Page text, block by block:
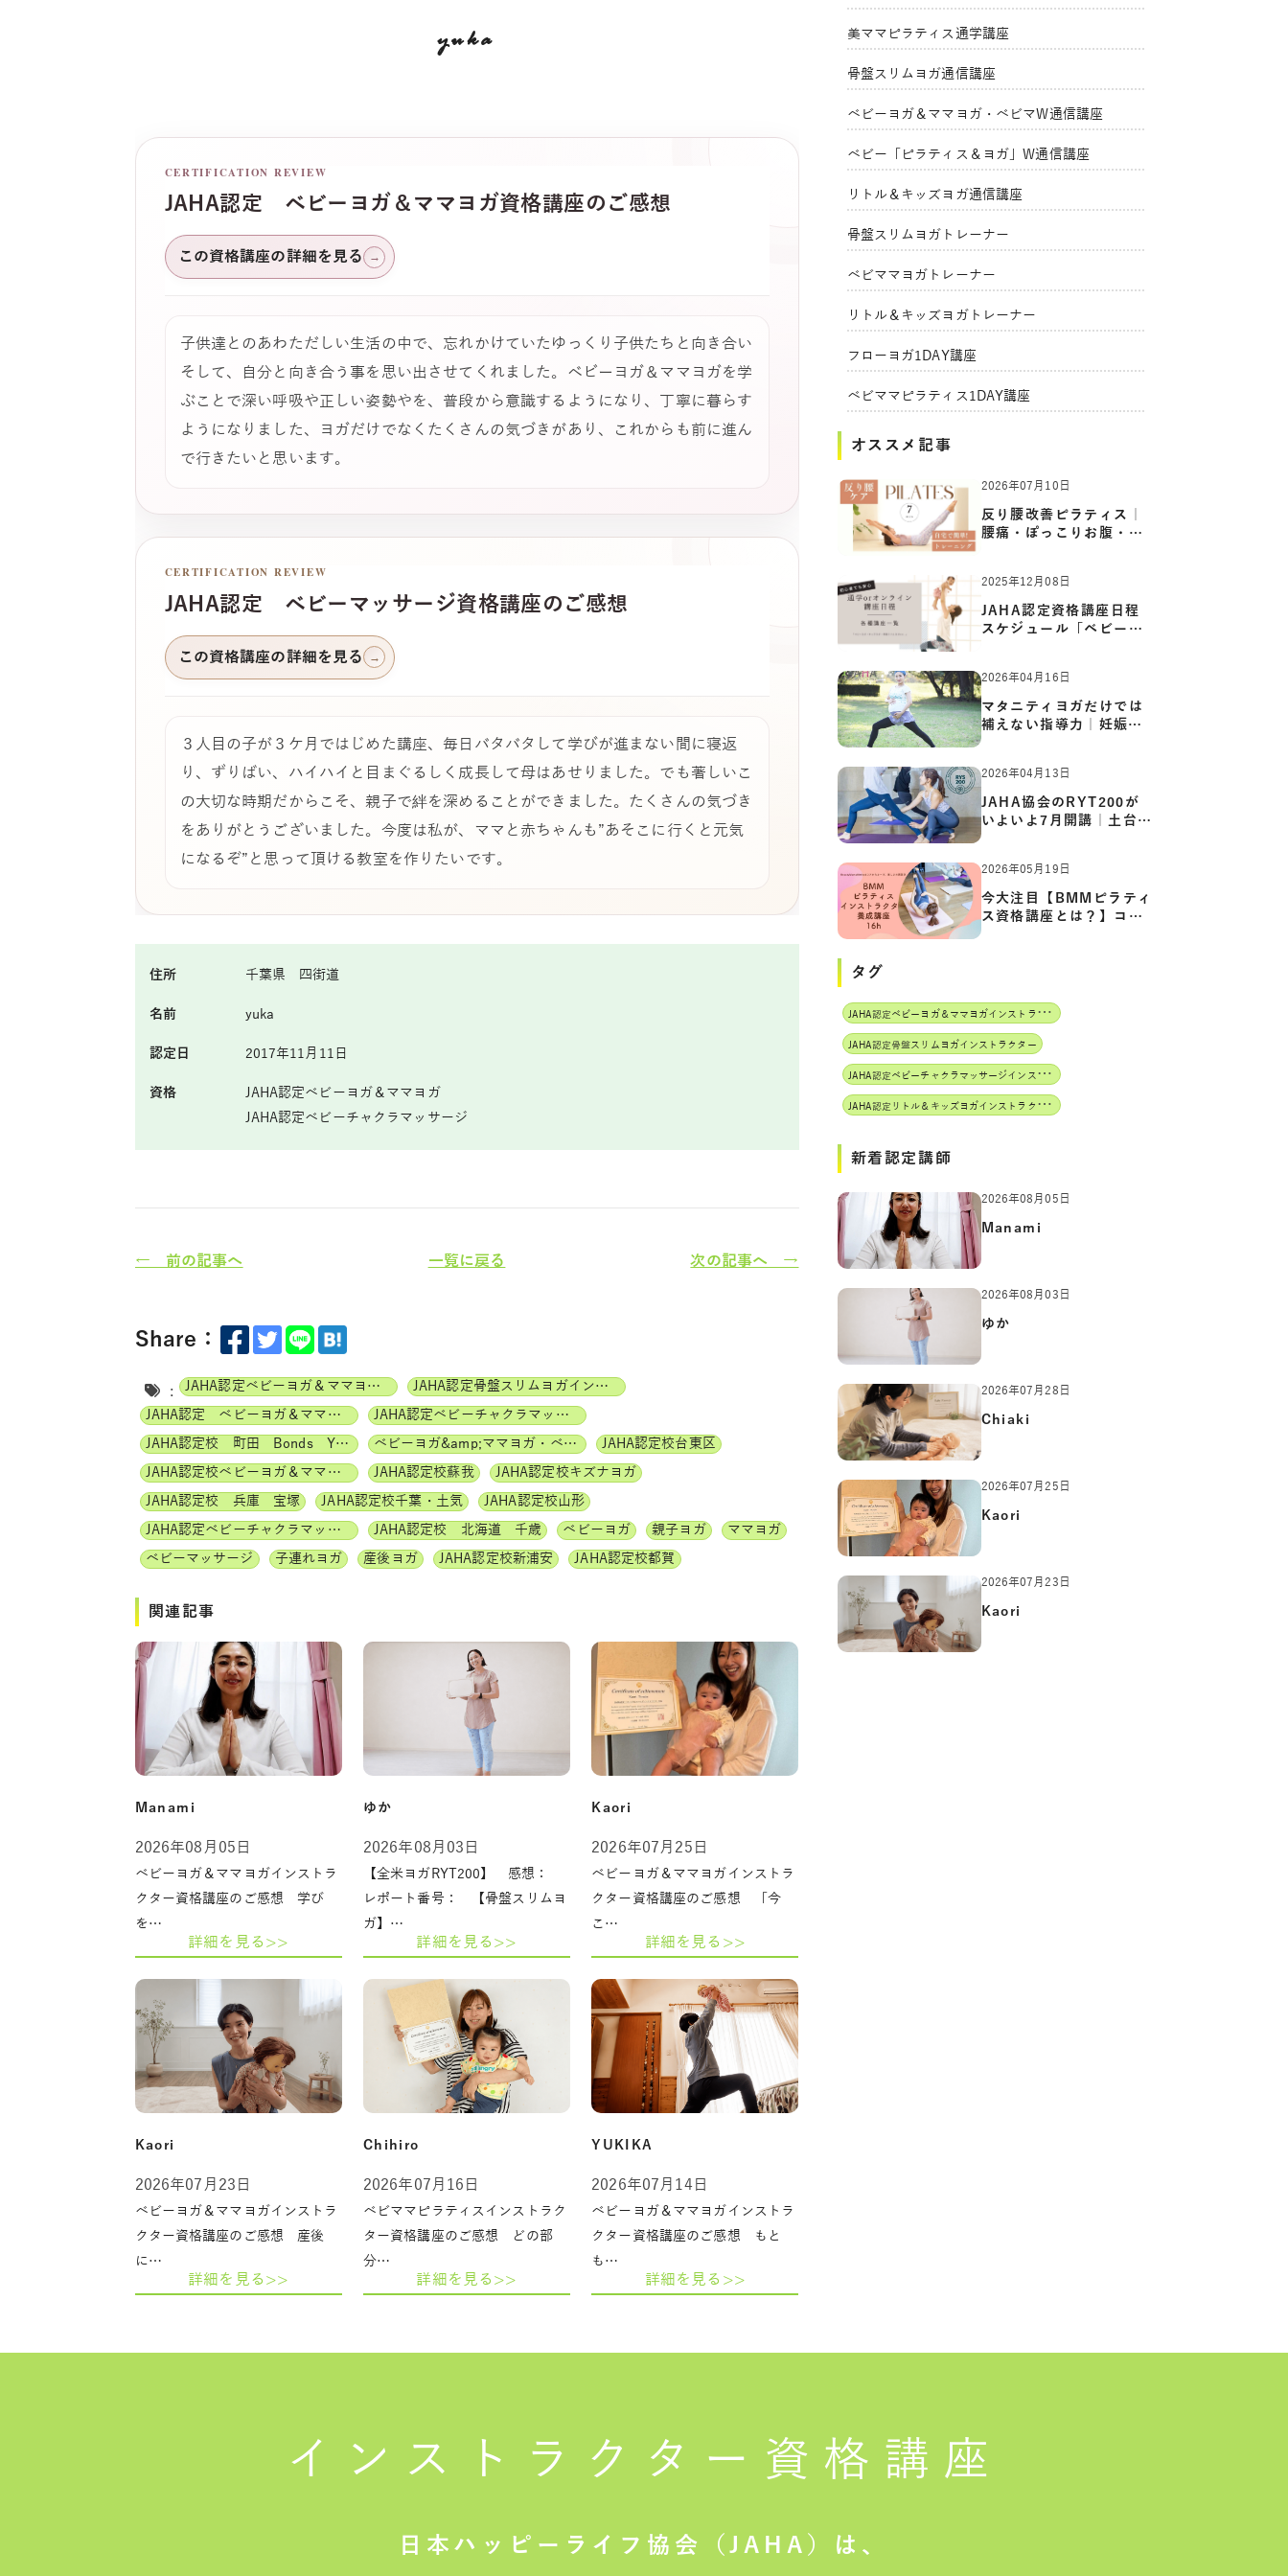
yuka
CERTIFICATION REVIEW
JAHA認定 ベビーヨガ＆ママヨガ資格講座のご感想
この資格講座の詳細を見る →
子供達とのあわただしい生活の中で、忘れかけていたゆっくり子供たちと向き合い
そして、自分と向き合う事を思い出させてくれました。ベビーヨガ＆ママヨガを学
ぶことで深い呼吸や正しい姿勢やを、普段から意識するようになり、丁寧に暮らす
ようになりました、ヨガだけでなくたくさんの気づきがあり、これからも前に進ん
で行きたいと思います。
CERTIFICATION REVIEW
JAHA認定 ベビーマッサージ資格講座のご感想
この資格講座の詳細を見る →
３人目の子が３ケ月ではじめた講座、毎日バタバタして学びが進まない間に寝返
り、ずりばい、ハイハイと目まぐるしく成長して母はあせりました。でも著しいこ
の大切な時期だからこそ、親子で絆を深めることができました。たくさんの気づき
をありがとうございました。今度は私が、ママと赤ちゃんも”あそこに行くと元気
になるぞ”と思って頂ける教室を作りたいです。
住所 千葉県 四街道
名前 yuka
認定日 2017年11月11日
資格
JAHA認定ベビーヨガ＆ママヨガ
JAHA認定ベビーチャクラマッサージ
← 前の記事へ 一覧に戻る 次の記事へ →
Share：
: JAHA認定ベビーヨガ＆ママヨガインストラクター
JAHA認定骨盤スリムヨガインストラクター
JAHA認定 ベビーヨガ＆ママヨガ（親子ヨガ）インストラクター
JAHA認定ベビーチャクラマッサージインストラクター
JAHA認定校 町田 Bonds Yoga
ベビーヨガ&amp;ママヨガ・ベビーチャクラマッサージ通信講座
JAHA認定校台東区
JAHA認定校ベビーヨガ＆ママヨガインストラクター
JAHA認定校蘇我
JAHA認定校キズナヨガ
JAHA認定校 兵庫 宝塚
JAHA認定校千葉・土気
JAHA認定校山形
JAHA認定ベビーチャクラマッサージ
JAHA認定校 北海道 千歳 ベビーヨガ 親子ヨガ
ママヨガ
ベビーマッサージ
子連れヨガ 産後ヨガ JAHA認定校新浦安 JAHA認定校都賀
関連記事
Manami
2026年08月05日
ベビーヨガ＆ママヨガインストラ
クター資格講座のご感想 学び
を…
詳細を見る>>
ゆか
2026年08月03日
【全米ヨガRYT200】 感想：
レポート番号： 【骨盤スリムヨ
ガ】…
詳細を見る>>
Kaori
2026年07月25日
ベビーヨガ＆ママヨガインストラ
クター資格講座のご感想 「今
こ…
詳細を見る>>
Kaori
2026年07月23日
ベビーヨガ＆ママヨガインストラ
クター資格講座のご感想 産後
に…
詳細を見る>>
Chihiro
2026年07月16日
ベビママピラティスインストラク
ター資格講座のご感想 どの部
分…
詳細を見る>>
YUKIKA
2026年07月14日
ベビーヨガ＆ママヨガインストラ
クター資格講座のご感想 もと
も…
詳細を見る>>
美ママピラティス通学講座
骨盤スリムヨガ通信講座
ベビーヨガ＆ママヨガ・ベビマW通信講座
ベビー「ピラティス＆ヨガ」W通信講座
リトル＆キッズヨガ通信講座
骨盤スリムヨガトレーナー
ベビママヨガトレーナー
リトル＆キッズヨガトレーナー
フローヨガ1DAY講座
ベビママピラティス1DAY講座
オススメ記事
2026年07月10日
反り腰改善ピラティス｜
腰痛・ぽっこりお腹・姿
2025年12月08日
JAHA認定資格講座日程
スケジュール「ベビーヨ
2026年04月16日
マタニティヨガだけでは
補えない指導力｜妊娠期
の体…
2026年04月13日
JAHA協会のRYT200が
いよいよ7月開講｜土台か
ら応用ま…
2026年05月19日
今大注目【BMMピラティ
ス資格講座とは？】コア
からカ…
タグ
J
AHA認定ベビーヨガ＆ママヨガインストラクター
JAHA認定骨盤スリムヨガインストラクター
J
AHA認定ベビーチャクラマッサージインストラクター
J
AHA認定リトル＆キッズヨガインストラクター
新着認定講師
2026年08月05日
Manami
2026年08月03日
ゆか
2026年07月28日
Chiaki
2026年07月25日
Kaori
2026年07月23日
Kaori
インストラクター 資格講座
日本ハッピーライフ協会（JAHA）は、